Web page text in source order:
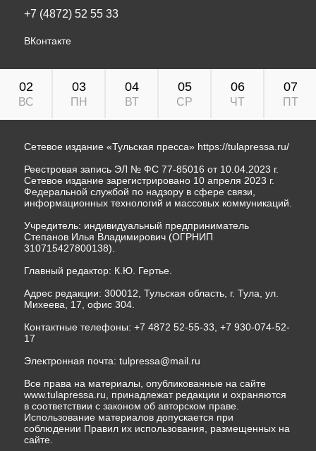
+7 (4872) 52 55 33
ВКонтакте
02
ВС
03
ПН
04
ВТ
05
СР
06
ЧТ
07
ПТ
Сетевое издание «Тульская пресса» https://tulapressa.ru/
Реестровая запись ЭЛ № ФС 77-85016 от 10.04.2023 г.
Сетевое издание зарегистрировано 10 апреля 2023 г.
Федеральной службой по надзору в сфере связи,
информационных технологий и массовых коммуникаций.
Учредитель: индивидуальный предприниматель
Степанов Илья Владимирович (ОГРНИП
310715427800138).
Главный редактор: К.Ю. Гертье.
Адрес редакции: 300012, Тульская область, г. Тула, ул.
Михеева, 17, офис 304.
Контактные телефоны: +7 4872 52-55-33, +7 930-074-52-
17
Электронная почта: tulpressa@mail.ru
Все права на материалы, опубликованные на сайте
www.tulapressa.ru, принадлежат редакции и охраняются
в соответствии с законом об авторском праве.
Использование материалов допускается при
соблюдении Правил их использования, размещенных на
сайте.